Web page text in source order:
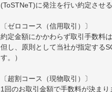
(ToSTNeT)に発注を行い約定させ
〔ゼロコース（信用取引）〕
約定金額にかかわらず取引手数料
但し、原則として当社が指定する
す。）
〔超割コース（現物取引）〕
1回のお取引金額で手数料が決まり